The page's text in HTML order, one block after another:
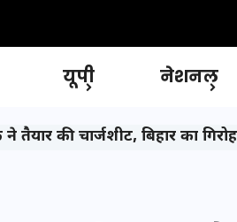
यूपी नेशनल
तैयार की चार्जशीट, बिहार का